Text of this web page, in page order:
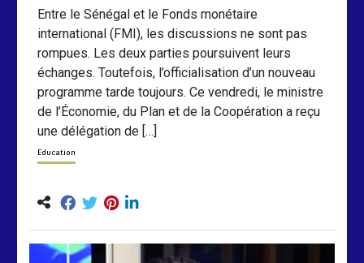
Entre le Sénégal et le Fonds monétaire
international (FMI), les discussions ne sont pas
rompues. Les deux parties poursuivent leurs
échanges. Toutefois, l’officialisation d’un nouveau
programme tarde toujours. Ce vendredi, le ministre
de l’Économie, du Plan et de la Coopération a reçu
une délégation de […]
Education